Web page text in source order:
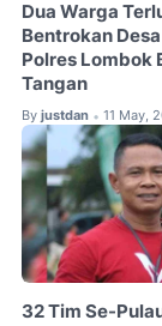
Dua Warga
Bentrokan
Polres Lombok
Tangan
By justdan • 11 May,
32 Tim Se-